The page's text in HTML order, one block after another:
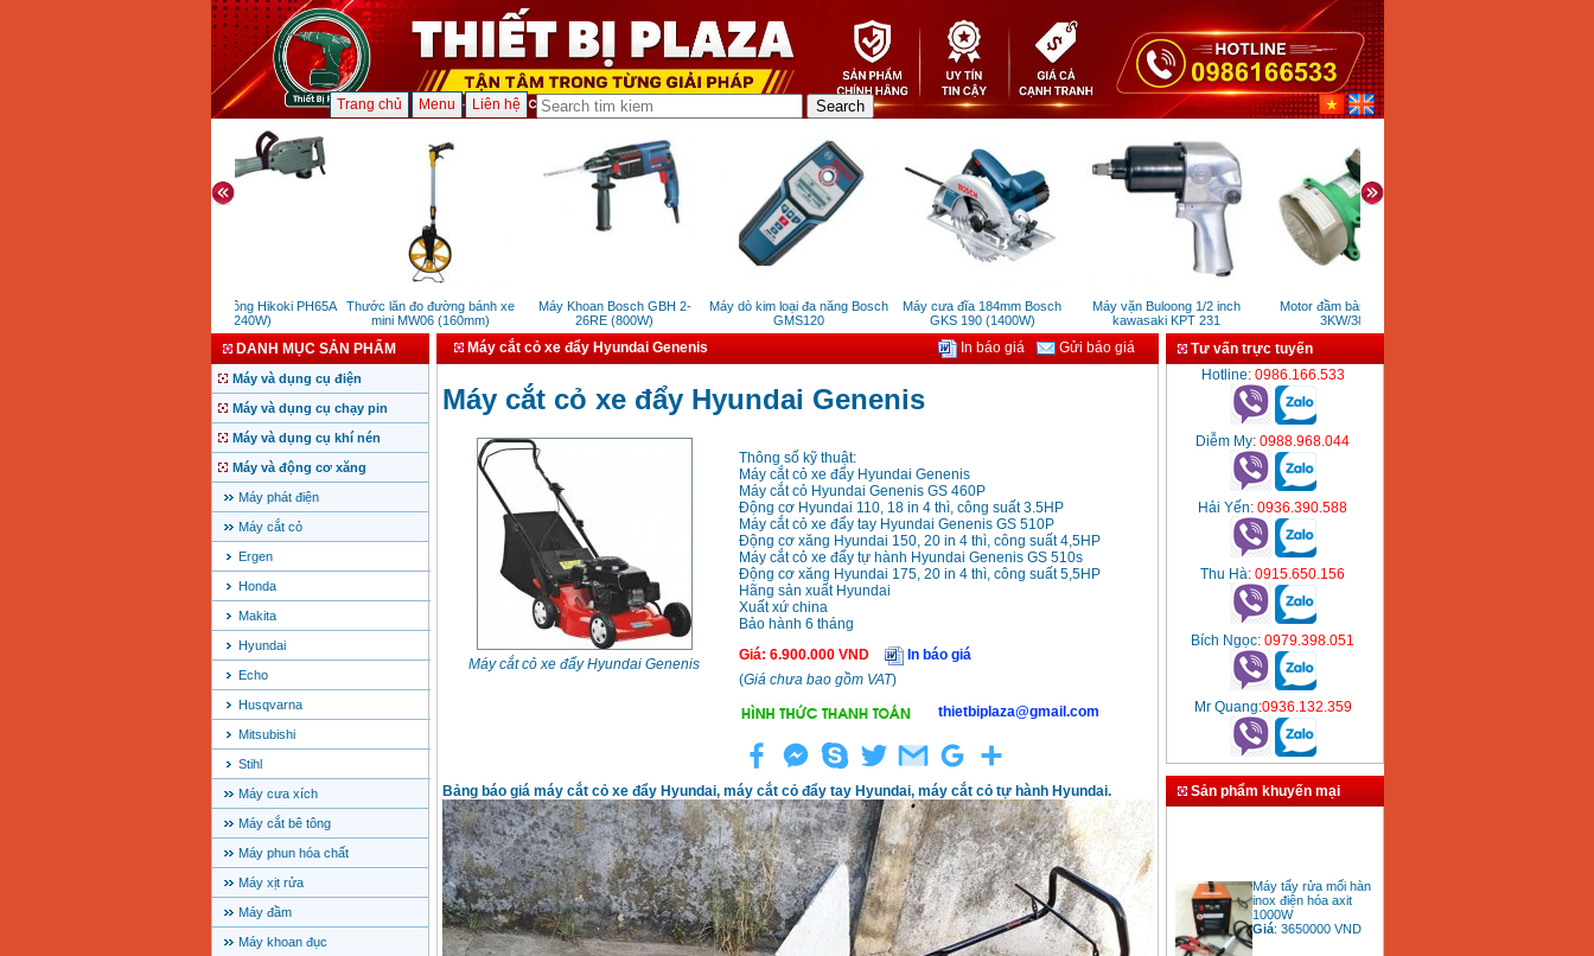
Trang chủ Menu Liên hệ
Máy đục bê tông Hikoki PH65A
(1240W)
Thước lăn đo đường bánh xe
mini MW06 (160mm)
Máy Khoan Bosch GBH 2-
26RE (800W)
Máy dò kim loại đa năng Bosch
GMS120
Máy cưa đĩa 184mm Bosch
GKS 190 (1400W)
Máy vặn Buloong 1/2 inch
kawasaki KPT 231
Motor đầm bàn rung Niki
3KW/380V
DANH MỤC SẢN PHẨM
Máy và dụng cụ điện
Máy và dụng cụ chạy pin
Máy và dụng cụ khí nén
Máy và động cơ xăng
Máy phát điện
Máy cắt cỏ
Ergen
Honda
Makita
Hyundai
Echo
Husqvarna
Mitsubishi
Stihl
Máy cưa xích
Máy cắt bê tông
Máy phun hóa chất
Máy xịt rửa
Máy đầm
Máy khoan đục
Máy cắt cỏ xe đẩy Hyundai Genenis In báo giá Gửi báo giá
Máy cắt cỏ xe đẩy Hyundai Genenis
Máy cắt cỏ xe đẩy Hyundai Genenis
Thông số kỹ thuật:
Máy cắt cỏ xe đẩy Hyundai Genenis
Máy cắt cỏ Hyundai Genenis GS 460P
Động cơ Hyundai 110, 18 in 4 thì, công suất 3.5HP
Máy cắt cỏ xe đẩy tay Hyundai Genenis GS 510P
Động cơ xăng Hyundai 150, 20 in 4 thì, công suất 4,5HP
Máy cắt cỏ xe đẩy tự hành Hyundai Genenis GS 510s
Động cơ xăng Hyundai 175, 20 in 4 thì, công suất 5,5HP
Hãng sản xuất Hyundai
Xuất xứ china
Bảo hành 6 tháng
Giá: 6.900.000VND
In báo giá
(Giá chưa bao gồm VAT)
thietbiplaza@gmail.com
Bảng báo giá máy cắt cỏ xe đẩy Hyundai, máy cắt cỏ đẩy tay Hyundai, máy cắt cỏ tự hành Hyundai.
Tư vấn trực tuyến
Hotline: 0986.166.533
Diễm My: 0988.968.044
Hải Yến: 0936.390.588
Thu Hà: 0915.650.156
Bích Ngọc: 0979.398.051
Mr Quang:0936.132.359
Sản phẩm khuyến mại
inox điện hóa axit
1000W
Giá:3650000